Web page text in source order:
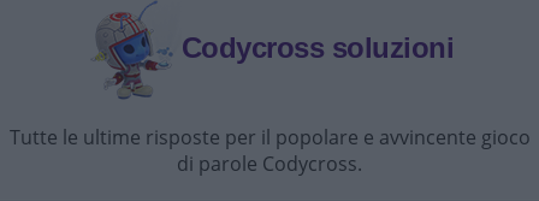
Codycross soluzioni
Tutte le ultime risposte per il popolare e avvincente gioco
di parole Codycross.